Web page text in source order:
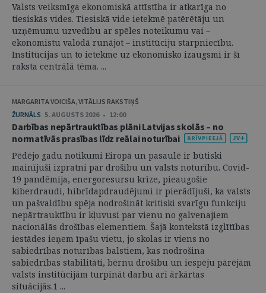
Valsts veiksmīga ekonomiskā attīstība ir atkarīga no
tiesiskās vides. Tiesiskā vide ietekmē patērētāju un
uzņēmumu uzvedību ar spēles noteikumu vai –
ekonomistu valodā runājot – institūciju starpniecību.
Institūcijas un to ietekme uz ekonomisko izaugsmi ir šī
raksta centrālā tēma. ...
MARGARITA VOICIŠA, VITĀLIJS RAKSTIŅŠ
ŽURNĀLS 5. AUGUSTS 2026 • 12:00
Darbības nepārtrauktības plāni Latvijas skolās – no
normatīvās prasības līdz reālai noturībai
Pēdējo gadu notikumi Eiropā un pasaulē ir būtiski
mainījuši izpratni par drošību un valsts noturību. Covid-
19 pandēmija, energoresursu krīze, pieaugošie
kiberdraudi, hibrīdapdraudējumi ir pierādījuši, ka valsts
un pašvaldību spēja nodrošināt kritiski svarīgu funkciju
nepārtrauktību ir kļuvusi par vienu no galvenajiem
nacionālās drošības elementiem. Šajā kontekstā izglītības
iestādes ieņem īpašu vietu, jo skolas ir viens no
sabiedrības noturības balstiem, kas nodrošina
sabiedrības stabilitāti, bērnu drošību un iespēju pārējām
valsts institūcijām turpināt darbu arī ārkārtas
situācijās.1 ...